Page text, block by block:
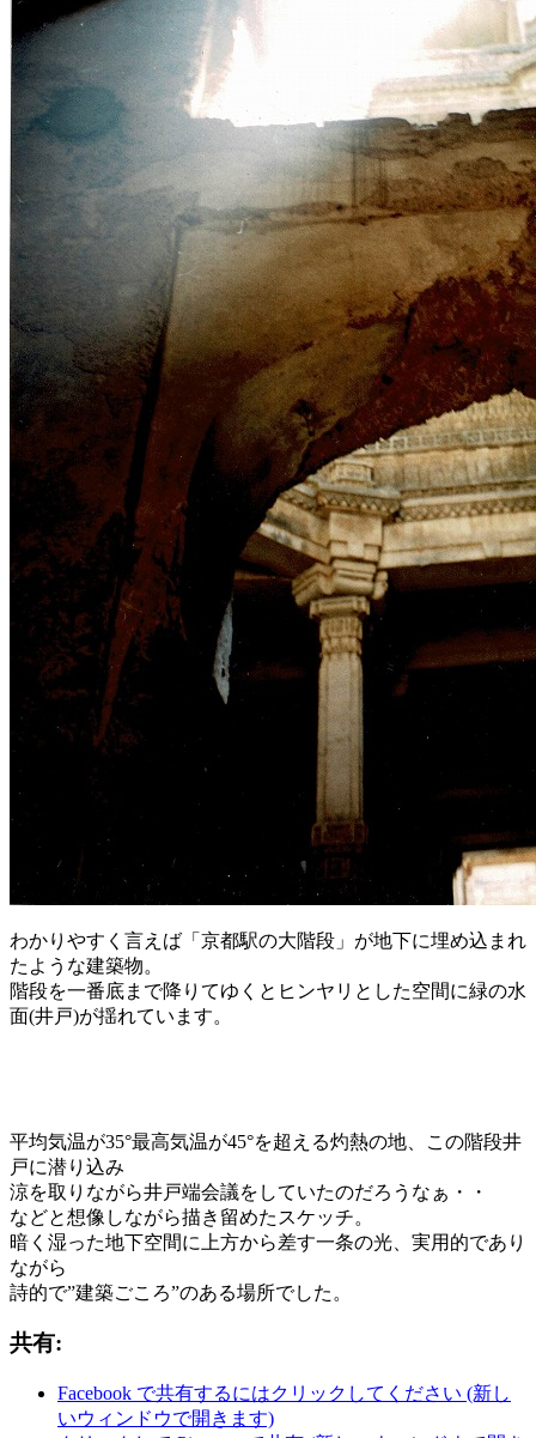
わかりやすく言えば「京都駅の大階段」が地下に埋め込まれ
たような建築物。
階段を一番底まで降りてゆくとヒンヤリとした空間に緑の水
面(井戸)が揺れています。
平均気温が35°最高気温が45°を超える灼熱の地、この階段井
戸に潜り込み
涼を取りながら井戸端会議をしていたのだろうなぁ・・
などと想像しながら描き留めたスケッチ。
暗く湿った地下空間に上方から差す一条の光、実用的であり
ながら
詩的で”建築ごころ”のある場所でした。
共有:
Facebook で共有するにはクリックしてください (新し
いウィンドウで開きます)